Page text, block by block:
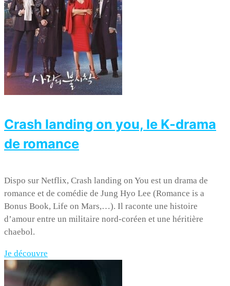
Crash landing on you, le K-drama
de romance
Dispo sur Netflix, Crash landing on You est un drama de
romance et de comédie de Jung Hyo Lee (Romance is a
Bonus Book, Life on Mars,…). Il raconte une histoire
d’amour entre un militaire nord-coréen et une héritière
chaebol.
Je découvre